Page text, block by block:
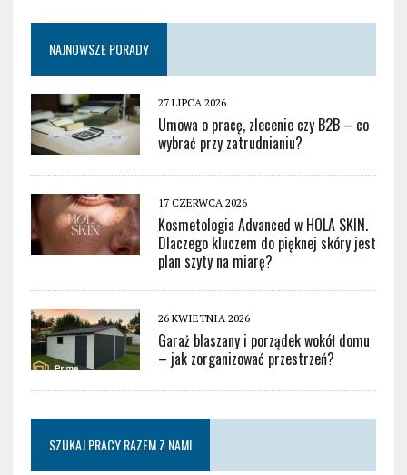
NAJNOWSZE PORADY
27 LIPCA 2026
Umowa o pracę, zlecenie czy B2B – co
wybrać przy zatrudnianiu?
17 CZERWCA 2026
Kosmetologia Advanced w HOLA SKIN.
Dlaczego kluczem do pięknej skóry jest
plan szyty na miarę?
26 KWIETNIA 2026
Garaż blaszany i porządek wokół domu
– jak zorganizować przestrzeń?
SZUKAJ PRACY RAZEM Z NAMI